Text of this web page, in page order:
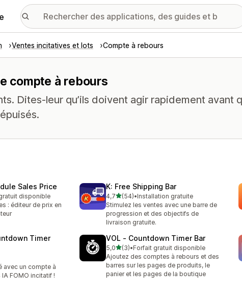
Ventes incitatives et lots Compte à rebours
compte à rebours
Dites-leur qu’ils doivent agir rapidement avant
Sales Price
disponible
: éditeur de prix en
K: Free Shipping Bar
4,7étoile(s) sur 5
(54)
54 avis au total
•Installation gratuite
Stimulez les ventes avec une barre de
progression et des objectifs de
livraison gratuite.
Timer
avec un compte à
FOMO incitatif !
VOL ‑ Countdown Timer Bar
5,0étoile(s) sur 5
(3)
3 avis au total
•Forfait gratuit disponible
Ajoutez des comptes à rebours et des
barres sur les pages de produits, le
panier et les pages de la boutique